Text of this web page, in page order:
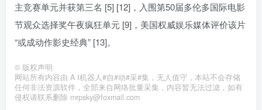
主竞赛单元并获第三名 [5] [12]，入围第50届多伦多国际电影
节观众选择奖午夜疯狂单元 [9]，美国权威娱乐媒体评价该片
“或成动作影史经典” [13]。
© 版权声明
网站所有内容由 A I机器人#自#动#采#集，无人值守，本站不会存储
任何非法资源软件，全部来自网络批量采集，内容暂无法过滤，如有
侵权请联系删除 mrpsky@foxmail.com